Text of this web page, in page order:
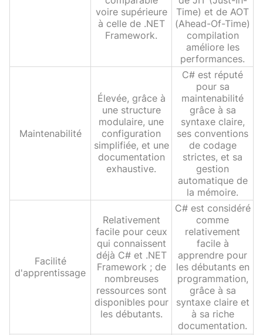
voire supérieure
à celle de .NET
Framework.
Time) et de AOT
(Ahead-Of-Time)
compilation
améliore les
performances.
Maintenabilité
Élevée, grâce à
une structure
modulaire, une
configuration
simplifiée, et une
documentation
exhaustive.
C# est réputé
pour sa
maintenabilité
grâce à sa
syntaxe claire,
ses conventions
de codage
strictes, et sa
gestion
automatique de
la mémoire.
Facilité
d'apprentissage
Relativement
facile pour ceux
qui connaissent
déjà C# et .NET
Framework ; de
nombreuses
ressources sont
disponibles pour
les débutants.
C# est considéré
comme
relativement
facile à
apprendre pour
les débutants en
programmation,
grâce à sa
syntaxe claire et
à sa riche
documentation.